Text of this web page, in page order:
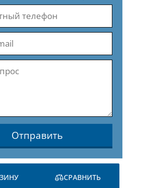
Отправить
СРАВНИТЬ